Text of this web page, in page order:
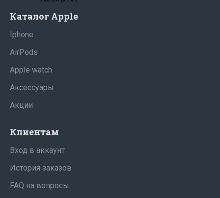
Квалифицированные специалисты ответят
на любой ваш вопрос и подберут вам
кредит и рассрочку у официального дилера;
настройка, подбор аксессуаров;
Наличие официальных салонов «DroidOne» в
Краснодар.
Кредит, гарантия производителя Apple;
Каталог Apple
Iphone
AirPods
Apple watch
Аксессуары
Акции
Клиентам
Вход в аккаунт
История заказов
FAQ на вопросы